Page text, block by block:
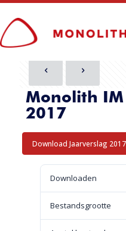
Monolith
2017
Download Jaarverslag 2017
Downloaden
Bestandsgrootte